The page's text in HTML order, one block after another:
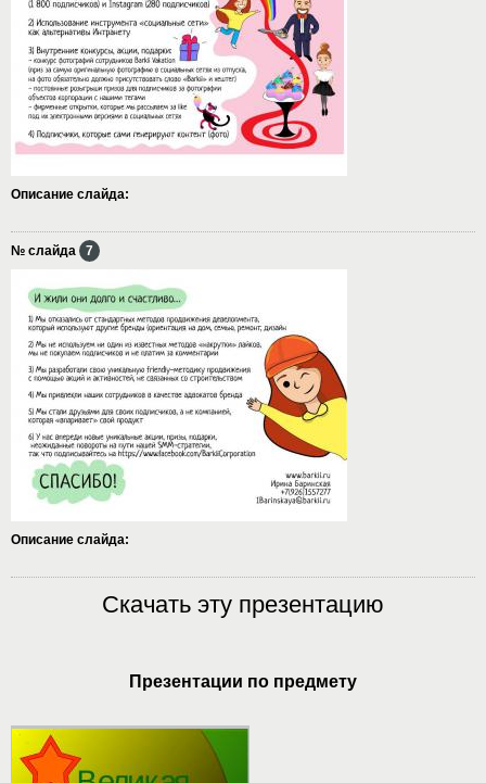
Описание слайда:
№ слайда 7
Описание слайда:
Скачать эту презентацию
Презентации по предмету